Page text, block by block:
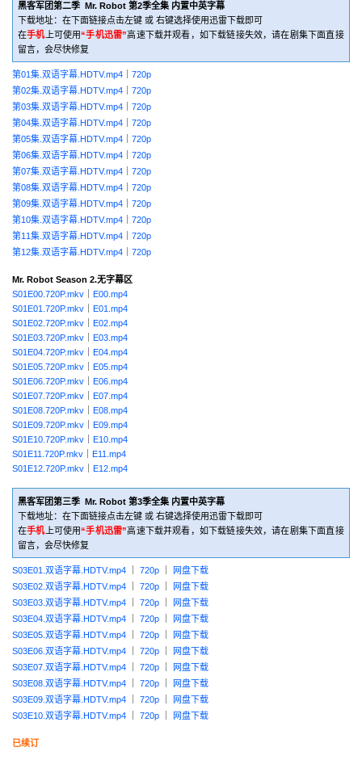
黑客军团第二季 Mr. Robot 第2季全集 内置中英字幕
下载地址：在下面链接点击左键 或 右键选择使用迅雷下载即可
在手机上可使用“手机迅雷”高速下载并观看，如下载链接失效，请在剧集下面直接
留言，会尽快修复
第01集.双语字幕.HDTV.mp4
720p
第02集.双语字幕.HDTV.mp4
720p
第03集.双语字幕.HDTV.mp4
720p
第04集.双语字幕.HDTV.mp4
720p
第05集.双语字幕.HDTV.mp4
720p
第06集.双语字幕.HDTV.mp4
720p
第07集.双语字幕.HDTV.mp4
720p
第08集.双语字幕.HDTV.mp4
720p
第09集.双语字幕.HDTV.mp4
720p
第10集.双语字幕.HDTV.mp4
720p
第11集.双语字幕.HDTV.mp4
720p
第12集.双语字幕.HDTV.mp4
720p
Mr. Robot Season 2.无字幕区
S01E00.720P.mkv
E00.mp4
S01E01.720P.mkv
E01.mp4
S01E02.720P.mkv
E02.mp4
S01E03.720P.mkv
E03.mp4
S01E04.720P.mkv
E04.mp4
S01E05.720P.mkv
E05.mp4
S01E06.720P.mkv
E06.mp4
S01E07.720P.mkv
E07.mp4
S01E08.720P.mkv
E08.mp4
S01E09.720P.mkv
E09.mp4
S01E10.720P.mkv
E10.mp4
S01E11.720P.mkv
E11.mp4
S01E12.720P.mkv
E12.mp4
黑客军团第三季 Mr. Robot 第3季全集 内置中英字幕
下载地址：在下面链接点击左键 或 右键选择使用迅雷下载即可
在手机上可使用“手机迅雷”高速下载并观看，如下载链接失效，请在剧集下面直接
留言，会尽快修复
S03E01.双语字幕.HDTV.mp4 720p
网盘下载
S03E02.双语字幕.HDTV.mp4
720p
网盘下载
S03E03.双语字幕.HDTV.mp4
720p
网盘下载
S03E04.双语字幕.HDTV.mp4
720p
网盘下载
S03E05.双语字幕.HDTV.mp4
720p
网盘下载
S03E06.双语字幕.HDTV.mp4
720p
网盘下载
S03E07.双语字幕.HDTV.mp4
720p
网盘下载
S03E08.双语字幕.HDTV.mp4
720p
网盘下载
S03E09.双语字幕.HDTV.mp4
720p
网盘下载
S03E10.双语字幕.HDTV.mp4
720p 网盘下载
已续订